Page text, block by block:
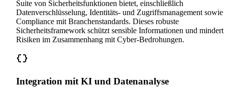
Suite von Sicherheitsfunktionen bietet, einschließlich
Datenverschlüsselung, Identitäts- und Zugriffsmanagement sowie
Compliance mit Branchenstandards. Dieses robuste
Sicherheitsframework schützt sensible Informationen und mindert
Risiken im Zusammenhang mit Cyber-Bedrohungen.
Integration mit KI und Datenanalyse